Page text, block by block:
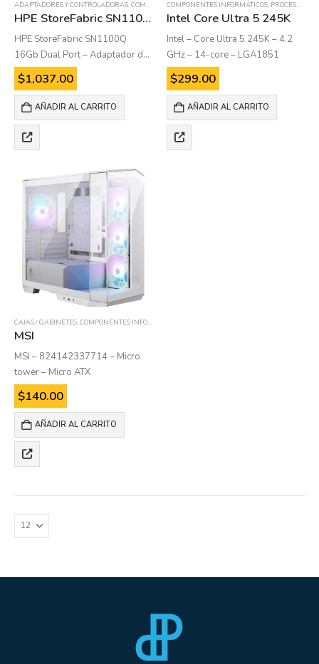
ADAPTADORES Y CONTROLADORAS,COMPONENTES INFORMÁTICOS
HPE StoreFabric SN1100Q 16Gb Dual Port
HPE StoreFabric SN1100Q
16Gb Dual Port – Adaptador de
bus de host – PCIe 3.0 perfil bajo
– 16Gb Fibre Channel x 2 – para
ProLiant DL325 Gen10, DL345
Gen10,…
$1,037.00
AÑADIR AL CARRITO
COMPONENTES INFORMÁTICOS, PROCESADORES
Intel Core Ultra 5 245K
Intel – Core Ultra 5 245K – 4.2
GHz – 14-core – LGA1851
$299.00
AÑADIR AL CARRITO
CAJAS / GABINETES,COMPONENTES INFORMÁTICOS
MSI
MSI – 824142337714 – Micro
tower – Micro ATX
$140.00
AÑADIR AL CARRITO